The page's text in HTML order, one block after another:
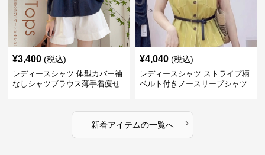
¥3,400 (税込)
レディースシャツ 体型カバー袖
なしシャツブラウス薄手着痩せ
¥4,040 (税込)
レディースシャツ ストライプ柄
ベルト付きノースリーブシャツ
新着アイテムの一覧へ ›